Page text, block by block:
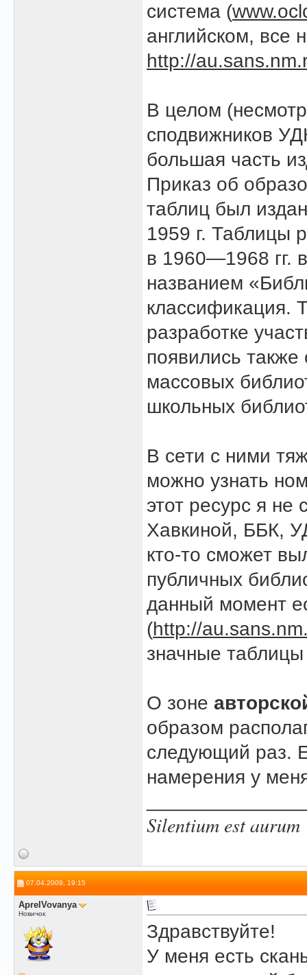
система (
английском, все
http://
В целом
сподвижников
большая часть
Приказ об
таблиц был
1959 г. Таблицы
в 1960—1968 гг.
названием
классификация.
разработке
появились
массовых
школьных
В сети с ними
можно узнать
этот ресурс я
Хавкиной, ББК,
кто-то сможет
публичных
данный момент
(http://
значные таблицы
О зоне
образом
следующий раз.
намерения у
Silentium est aurum
07.04.2009, 19:15
AprelVovanya
Новичок
Здравствуйте!
У меня есть